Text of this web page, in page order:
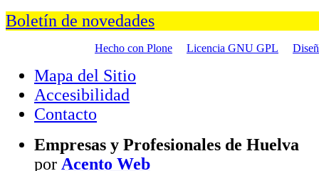
Boletín de novedades
Hecho con Plone Licencia GNU GPL
Mapa del Sitio
Accesibilidad
Contacto
Empresas y Profesionales de Huelva
por Acento Web